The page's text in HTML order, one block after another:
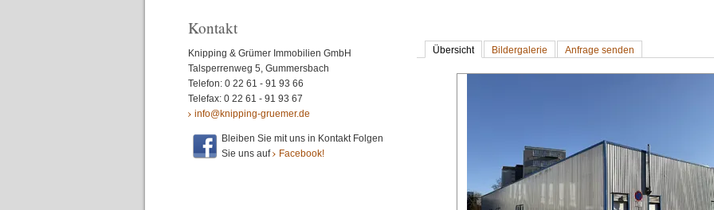
Kontakt
Knipping & Grümer Immobilien GmbH
Talsperrenweg 5, Gummersbach
Telefon: 0 22 61 - 91 93 66
Telefax: 0 22 61 - 91 93 67
info@knipping-gruemer.de
Bleiben Sie mit uns in Kontakt Folgen
Sie uns auf
Facebook!
Übersicht Bildergalerie Anfrage senden